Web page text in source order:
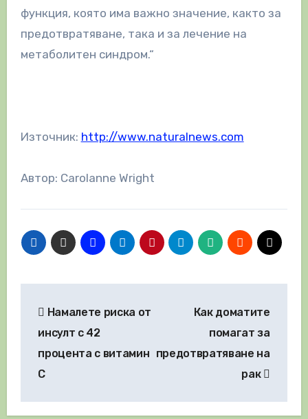
функция, която има важно значение, както за
предотвратяване, така и за лечение на
метаболитен синдром.“
Източник: http://www.naturalnews.com
Автор: Carolanne Wright
Намалете риска от
инсулт с 42
процента с витамин
C
Как доматите
помагат за
предотвратяване на
рак